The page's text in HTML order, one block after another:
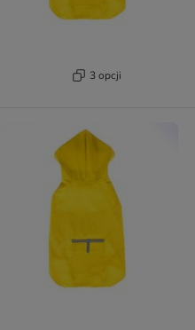
3 opcji